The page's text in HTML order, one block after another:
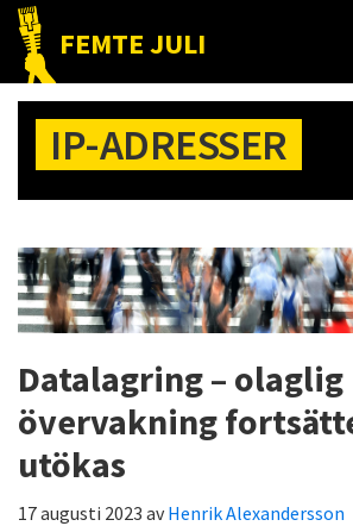
Hoppa
huvudnavigering
Hoppa
huvudinnehåll
Hoppa
det
primära
sidofältet
FEMTE JULI
Nätet
till
folket!IP-ADRESSER
Datalagring – olaglig
övervakning
utökas
17 augusti 2023 avHenrik Alexandersson